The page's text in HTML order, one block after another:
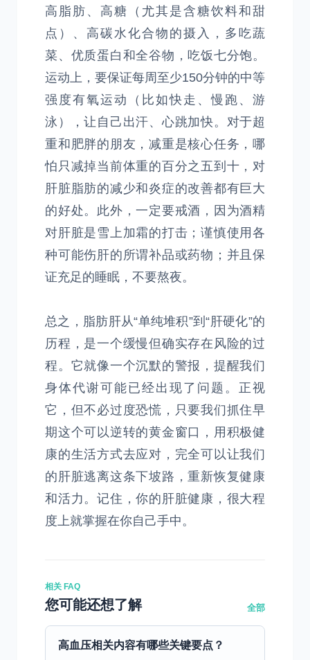
高脂肪、高糖（尤其是含糖饮料和甜
点）、高碳水化合物的摄入，多吃蔬
菜、优质蛋白和全谷物，吃饭七分饱。
运动上，要保证每周至少150分钟的中等
强度有氧运动（比如快走、慢跑、游
泳），让自己出汗、心跳加快。对于超
重和肥胖的朋友，减重是核心任务，哪
怕只减掉当前体重的百分之五到十，对
肝脏脂肪的减少和炎症的改善都有巨大
的好处。此外，一定要戒酒，因为酒精
对肝脏是雪上加霜的打击；谨慎使用各
种可能伤肝的所谓补品或药物；并且保
证充足的睡眠，不要熬夜。
总之，脂肪肝从“单纯堆积”到“肝硬化”的
历程，是一个缓慢但确实存在风险的过
程。它就像一个沉默的警报，提醒我们
身体代谢可能已经出现了问题。正视
它，但不必过度恐慌，只要我们抓住早
期这个可以逆转的黄金窗口，用积极健
康的生活方式去应对，完全可以让我们
的肝脏逃离这条下坡路，重新恢复健康
和活力。记住，你的肝脏健康，很大程
度上就掌握在你自己手中。
相关 FAQ
您可能还想了解 全部
高血压相关内容有哪些关键要点？